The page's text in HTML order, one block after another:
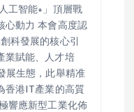
工智能+」頂層戰
心動力 本會高度認
科發展的核心引
業賦能、人才培
展生態，此舉精准
香港IT產業的高質
響應新型工業化佈